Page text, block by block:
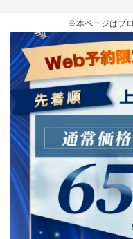
※本ページはプ